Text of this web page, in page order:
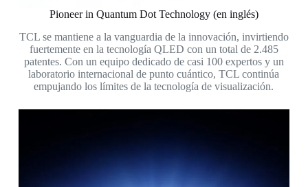
Pioneer in Quantum Dot Technology (en inglés)
TCL se mantiene a la vanguardia de la innovación, invirtiendo
fuertemente en la tecnología QLED con un total de 2.485
patentes. Con un equipo dedicado de casi 100 expertos y un
laboratorio internacional de punto cuántico, TCL continúa
empujando los límites de la tecnología de visualización.